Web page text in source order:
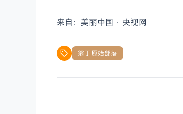
来自：美丽中国 · 央视网
翁丁原始部落